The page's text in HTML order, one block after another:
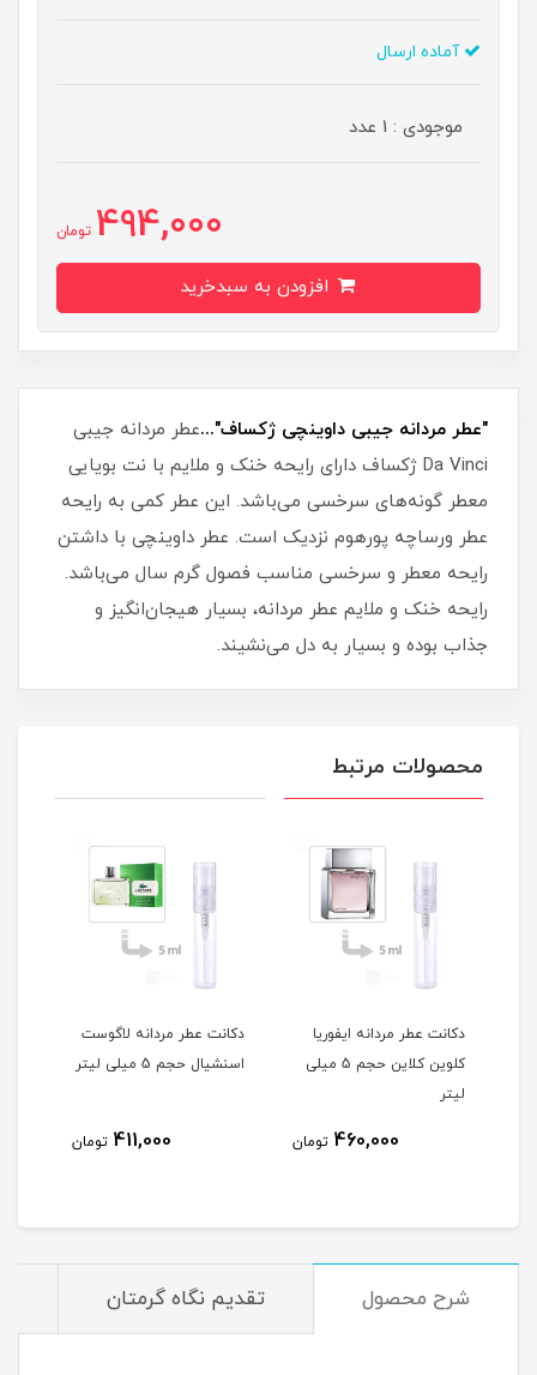
آماده ارسال
موجودی : 1 عدد
494,000 تومان
"عطر مردانه جیبی داوینچی ژکساف"...عطر مردانه جیبی
Da Vinci ژکساف دارای رایحه خنک و ملایم با نت بویایی
معطر گونه‌های سرخسی می‌باشد. این عطر کمی به رایحه
عطر ورساچه پورهوم نزدیک است. عطر داوینچی با داشتن
رایحه معطر و سرخسی مناسب فصول گرم سال می‌باشد.
رایحه خنک و ملایم عطر مردانه، بسیار هیجان‌انگیز و
جذاب بوده و بسیار به دل می‌نشیند.
محصولات مرتبط
دکانت عطر مردانه ایفوریا
کلوین کلاین حجم 5 میلی
لیتر
460,000 تومان
دکانت عطر مردانه لاگوست
اسنشیال حجم 5 میلی لیتر
411,000 تومان
شرح محصول تقدیم نگاه گرمتان